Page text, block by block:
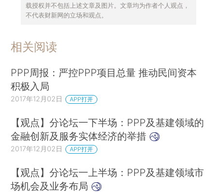
载授权并不包括上述文章及图片。文章均为作者个人观点，
不代表财新网的立场和观点。
相关阅读
PPP周报：严控PPP项目总量 推动民间资本
积极入局
2017年12月02日 APP打开
【观点】分论坛一下半场：PPP及基建领域的
金融创新及服务实体经济的举措
2017年12月02日 APP打开
【观点】分论坛一上半场：PPP及基建领域市
场机会及业务布局